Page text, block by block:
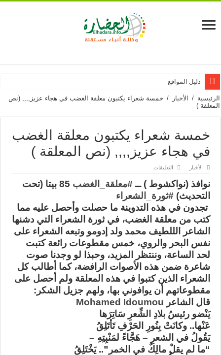
دليل المواقع
الرئيسية / الأخبار / خمسة شعراء يكتبون معلقة الغضب في هجاء عزيز,,,, (نص
المعلقة )
خمسة شعراء يكتبون معلقة الغضب
في هجاء عزيز,,,, (نص المعلقة )
الأخبار التعليقات
شعراء
يكتبون
معلقة
الغضب
في
هجاء
عزيز,,,,
(نص
المعلقة
مغلقة
نوافذ (نواكشوط ) ــ#معلقة_الغضب
85 بيتا (تحت
التحديث)#ثورة_الشعراء
تجدون في هذه التدوينة ما حصلت وأحصل عليه مما
كتب من معلقة الغضب، في ثورة الشعراء التي دشنها
الشاعر الللطيف محمد ولد إدومو وتبعه الشعراء على
نفس البحر والروي، خمس مقطوعات رائعة كتبت
لحد الساعة، وننتظر المزيد، وحبذا لو وجدنا صوت
شاعرة ضمن هذه الأصوات الرافضة، كما أطالب كل
الشعراء الذين كتبوا في هذه المعلقة ولم أحصل على
مقطوعاتهم أن يوافوني بها، ولهم جزيل الشكر:
قال الشاعر Mohamed Idoumou
يَنْضو رئيسُ بلادِ الشِّعرِ سَاتِرَها
عَنْها.. وكانَتْ بِنُورِ الحَرْفِ تَأتَلِقُ
يَقُولُ في الشعرِ – هَجَّاءً لمَنْبِتِهِ –
“ما لم يقلْ مالِكٌ في الخمرِ”.. يَخْتَلِقُ